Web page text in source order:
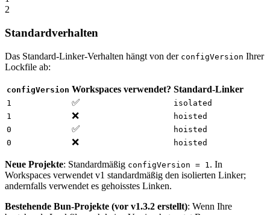
2
Standardverhalten
Das Standard-Linker-Verhalten hängt von der configVersion Ihrer
Lockfile ab:
configVersion Workspaces verwendet? Standard-Linker
1 ✅
isolated
1
❌
hoisted
0
✅
hoisted
0
❌ hoisted
Neue Projekte: Standardmäßig configVersion = 1 . In
Workspaces verwendet v1 standardmäßig den isolierten Linker;
andernfalls verwendet es gehoisstes Linken.
Bestehende Bun-Projekte (vor v1.3.2 erstellt): Wenn Ihre